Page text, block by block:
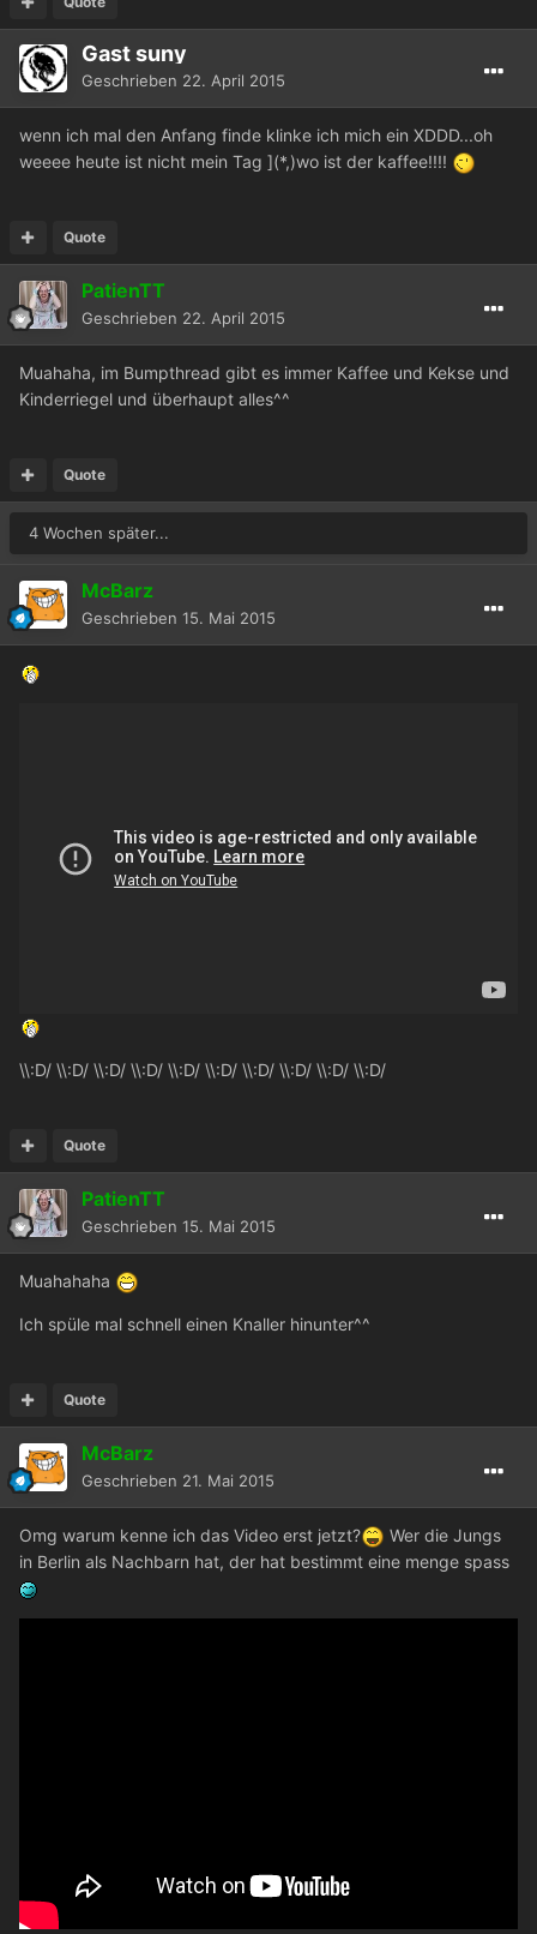
Gast suny
Geschrieben 22. April 2015
wenn ich mal den Anfang finde klinke ich mich ein XDDD...oh
weeee heute ist nicht mein Tag ](*,)wo ist der kaffee!!!!
Quote
PatienTT
Geschrieben 22. April 2015
Muahaha, im Bumpthread gibt es immer Kaffee und Kekse und
Kinderriegel und überhaupt alles^^
Quote
4 Wochen später...
McBarz
Geschrieben 15. Mai 2015
\\:D/ \\:D/ \\:D/ \\:D/ \\:D/ \\:D/ \\:D/ \\:D/ \\:D/ \\:D/
Quote
PatienTT
Geschrieben 15. Mai 2015
Muahahaha
Ich spüle mal schnell einen Knaller hinunter^^
Quote
McBarz
Geschrieben 21. Mai 2015
Omg warum kenne ich das Video erst jetzt?
Wer die Jungs
in Berlin als Nachbarn hat, der hat bestimmt eine menge spass